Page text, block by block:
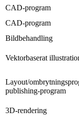
CAD-program
CAD-program
Bildbehandling
Vektorbaserat
Layout/
publishing-program
3D-rendering